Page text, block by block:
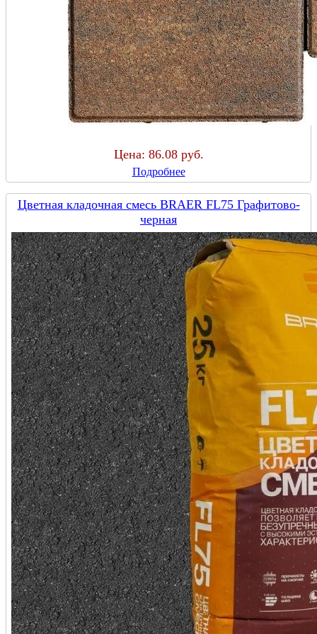
Цена: 86.08 руб.
Подробнее
Цветная кладочная смесь BRAER FL75 Графитово-
черная